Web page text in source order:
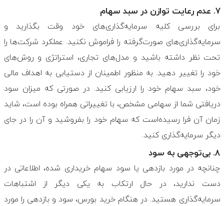
۷. عدم رعایت توازن در سبد سهام
برای بررسی کلیه سرمایه‌گذاری‌های خود وقت بگذارید و
سرمایه‌گذاری‌های صورت‌گرفته را فراموش نکنید. عملکرد شرکت‌ها را
تحت نظر داشته باشید و مدل‌های تجاری، استراتژی و روش‌های
خود را تغییر دهید. به منظور اطمینان از دستیابی به اهداف مالی
خود، سبد سهام خود را ارزیابی کنید. در صورتی که میزان سود
دریافتی شما از سهامی مشخص، با تغییراتی همراه بوده است، شاید
زمان آن فرا رسیده‌است که سهام خود را بفروشید و آن را در جای
دیگر سرمایه‌گذاری کنید.
۸. بی‌توجهی به سود
چنانچه در مورد بازدهی یا سود سهام خریداری شده، اطلاعاتی در
دست ندارید، در حال ارتکاب به یکی دیگر از اشتباهات
سرمایه‌گذاری هستید. در هنگام خرید بورس، سود و بازدهی را مورد